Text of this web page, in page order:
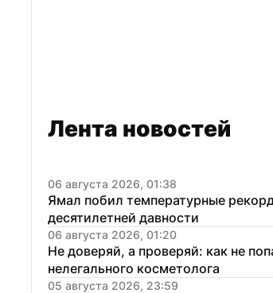
Лента новостей
06 августа 2026, 01:38
Ямал побил температурные
десятилетней давности
06 августа 2026, 01:20
Не доверяй, а проверяй: как не
нелегального косметолога
05 августа 2026, 23:59